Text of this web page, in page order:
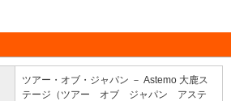
ツアー・オブ・ジャパン － Astemo 大鹿ス
テージ（ツアー オブ ジャパン アステ